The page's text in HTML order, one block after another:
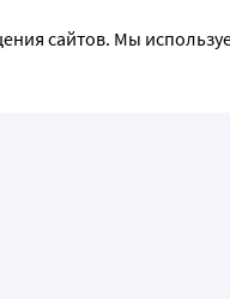
сайтов. Мы